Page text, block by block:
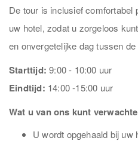
De tour is inclusief comfortabel
uw hotel, zodat u zorgeloos
en onvergetelijke dag tussen
Starttijd: 9:00 - 10:00 uur
Eindtijd: 14:00 -15:00 uur
Wat u van ons kunt
U wordt opgehaald bij uw